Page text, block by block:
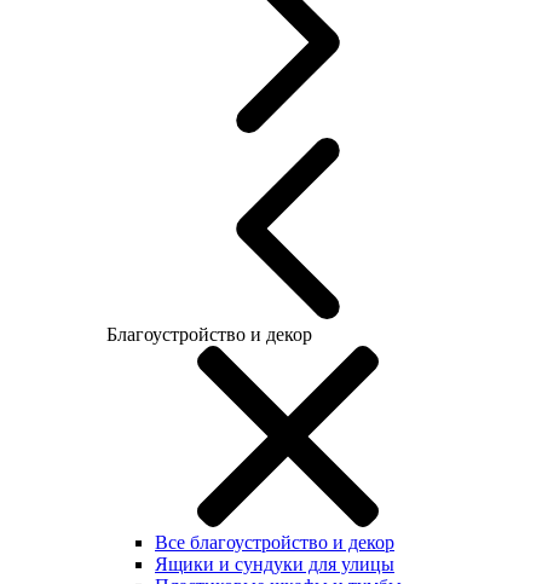
Благоустройство и декор
Все благоустройство и декор
Ящики и сундуки для улицы